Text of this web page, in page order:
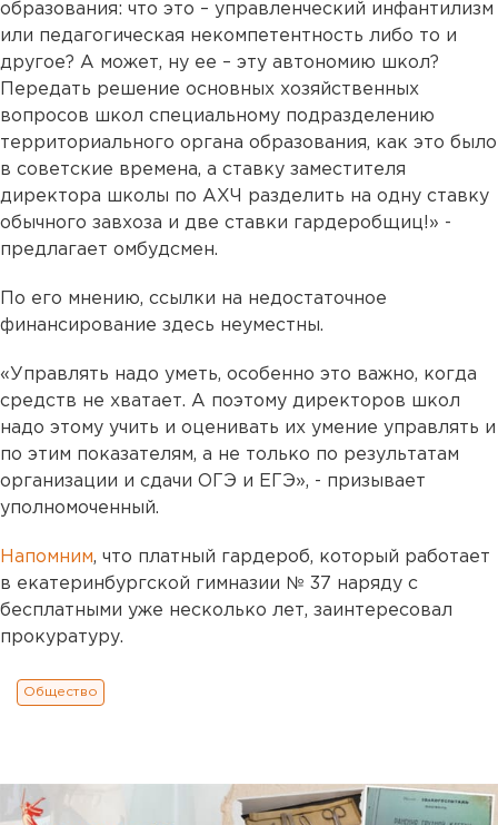
образования: что это – управленческий инфантилизм
или педагогическая некомпетентность либо то и
другое? А может, ну ее – эту автономию школ?
Передать решение основных хозяйственных
вопросов школ специальному подразделению
территориального органа образования, как это было
в советские времена, а ставку заместителя
директора школы по АХЧ разделить на одну ставку
обычного завхоза и две ставки гардеробщиц!» -
предлагает омбудсмен.
По его мнению, ссылки на недостаточное
финансирование здесь неуместны.
«Управлять надо уметь, особенно это важно, когда
средств не хватает. А поэтому директоров школ
надо этому учить и оценивать их умение управлять и
по этим показателям, а не только по результатам
организации и сдачи ОГЭ и ЕГЭ», - призывает
уполномоченный.
Напомним, что платный гардероб, который работает
в екатеринбургской гимназии № 37 наряду с
бесплатными уже несколько лет, заинтересовал
прокуратуру.
Общество